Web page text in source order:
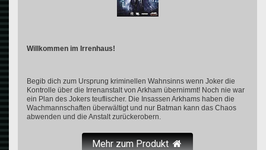
Willkommen im Irrenhaus!
Begib dich zum Ursprung kriminellen Wahnsinns wenn Joker die
Kontrolle über die Irrenanstalt von Arkham übernimmt! Noch nie war
ein Plan des Jokers teuflischer. Die Insassen Arkhams haben die
Wachmannschaften überwältigt und nur Batman kann das Chaos
abwenden und die Anstalt zurückerobern.
Mehr zum Produkt